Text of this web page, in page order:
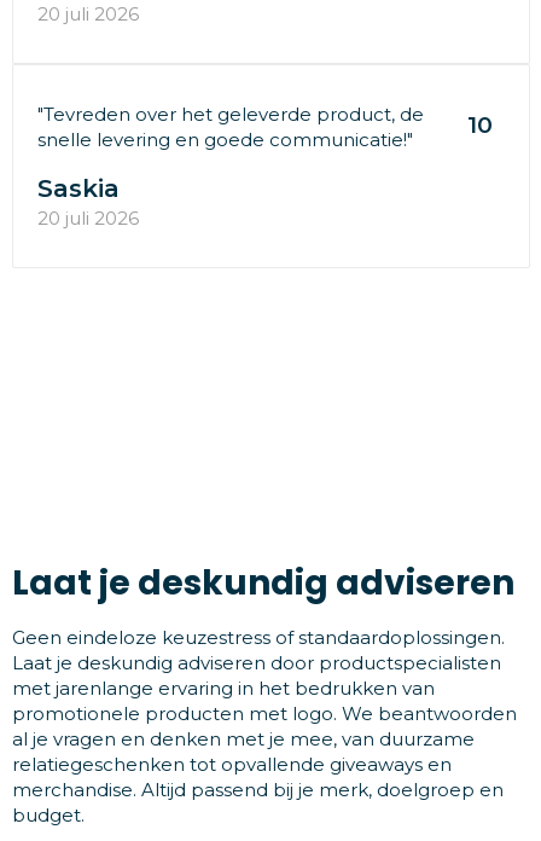
20 juli 2026
"Tevreden over het geleverde product, de
snelle levering en goede communicatie!"
10
Saskia
20 juli 2026
Laat je deskundig adviseren
Geen eindeloze keuzestress of standaardoplossingen.
Laat je deskundig adviseren door productspecialisten
met jarenlange ervaring in het bedrukken van
promotionele producten met logo. We beantwoorden
al je vragen en denken met je mee, van duurzame
relatiegeschenken tot opvallende giveaways en
merchandise. Altijd passend bij je merk, doelgroep en
budget.